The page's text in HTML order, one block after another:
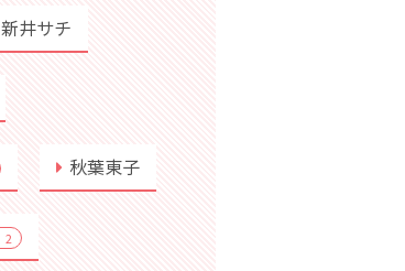
新井サチ
秋葉東子
2